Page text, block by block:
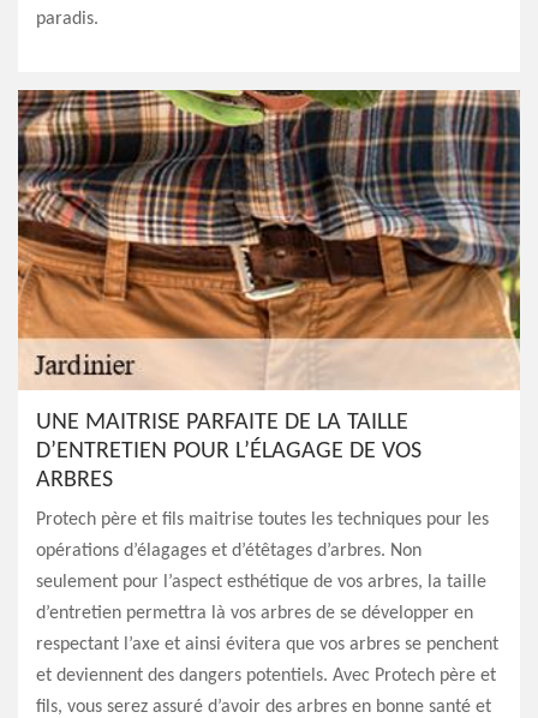
paradis.
UNE MAITRISE PARFAITE DE LA TAILLE
D’ENTRETIEN POUR L’ÉLAGAGE DE VOS
ARBRES
Protech père et fils maitrise toutes les techniques pour les
opérations d’élagages et d’étêtages d’arbres. Non
seulement pour l’aspect esthétique de vos arbres, la taille
d’entretien permettra là vos arbres de se développer en
respectant l’axe et ainsi évitera que vos arbres se penchent
et deviennent des dangers potentiels. Avec Protech père et
fils, vous serez assuré d’avoir des arbres en bonne santé et